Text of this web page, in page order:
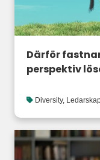
Därför
perspektiv
Diversity,